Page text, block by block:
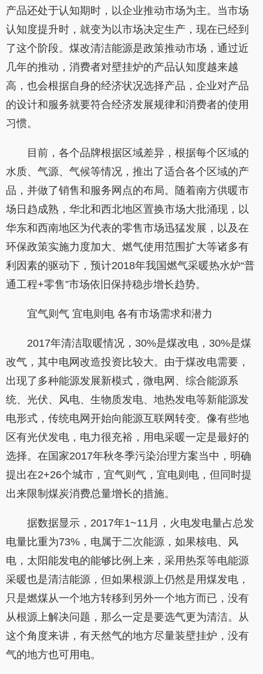
产品还处于认知期时，以企业推动市场为主。当市场
认知度提升时，就变为以市场决定生产，现在已经到
了这个阶段。煤改清洁能源是政策推动市场，通过近
几年的推动，消费者对壁挂炉的产品认知度越来越
高，也会根据自身的经济状况选择产品，企业对产品
的设计和服务就要符合经济发展规律和消费者的使用
习惯。
目前，各个品牌根据区域差异，根据每个区域的
水质、气源、气候等情况，推出了适合各个区域的产
品，并做了销售和服务网点的布局。随着南方供暖市
场日趋成熟，华北和西北地区置换市场大批涌现，以
华东和西南地区为代表的零售市场迅猛发展，以及在
环保政策实施力度加大、燃气使用范围扩大等诸多有
利因素的驱动下，预计2018年我国燃气采暖热水炉“普
通工程+零售”市场依旧保持稳步增长趋势。
宜气则气 宜电则电 各有市场需求和潜力
2017年清洁取暖情况，30%是煤改电，30%是煤
改气，其中电网改造投资比较大。由于煤改电需要，
出现了多种能源发展新模式，微电网、综合能源系
统、光伏、风电、生物质发电、地热发电等新能源发
电形式，传统电网开始向能源互联网转变。像有些地
区有光伏发电，电力很充裕，用电采暖一定是最好的
选择。在国家2017年秋冬季污染治理方案当中，明确
提出在2+26个城市，宜气则气，宜电则电，但同时提
出来限制煤炭消费总量增长的措施。
据数据显示，2017年1~11月，火电发电量占总发
电量比重为73%，电属于二次能源，如果核电、风
电，太阳能发电的能够比例上来，采用热泵等电能源
采暖也是清洁能源，但如果根源上仍然是用煤发电，
只是燃煤从一个地方转移到另外一个地方而已，没有
从根源上解决问题，那么一定是要选气更为清洁。从
这个角度来讲，有天然气的地方尽量装壁挂炉，没有
气的地方也可用电。